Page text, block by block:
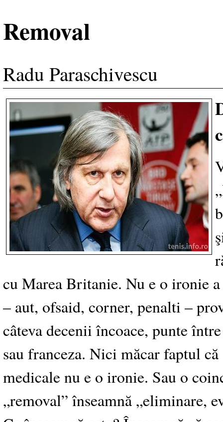
Removal
Radu Paraschivescu
cu Marea Britanie. Nu e o ironie
– aut, ofsaid, corner, penalti –
câteva decenii încoace, punte
sau franceza. Nici măcar faptul
medicale nu e o ironie. Sau o
„removal” înseamnă „eliminare,